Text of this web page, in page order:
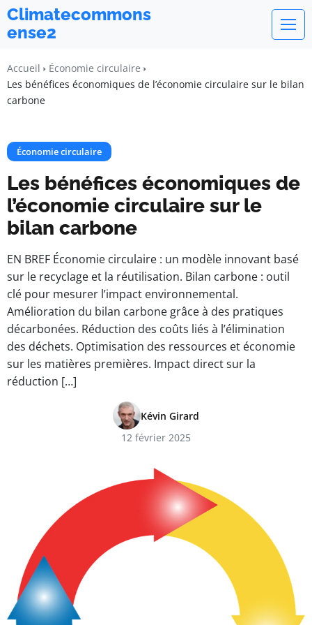
Climatecommons
ense2
Accueil
Économie circulaire
Les bénéfices économiques de l’économie circulaire sur le bilan
carbone
Économie circulaire
Les bénéfices économiques de
l’économie circulaire sur le
bilan carbone
EN BREF Économie circulaire : un modèle innovant basé
sur le recyclage et la réutilisation. Bilan carbone : outil
clé pour mesurer l’impact environnemental.
Amélioration du bilan carbone grâce à des pratiques
décarbonées. Réduction des coûts liés à l’élimination
des déchets. Optimisation des ressources et économie
sur les matières premières. Impact direct sur la
réduction […]
Kévin Girard
12 février 2025